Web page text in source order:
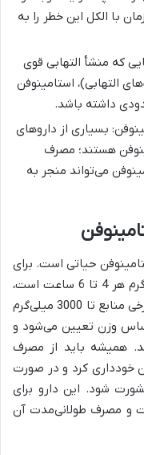
با الکل این خطر را به
که منشأ التهابی قوی
التهابی)، استامینوفن
داشته باشد.
بسیاری از داروهای
هستند؛ مصرف
می‌تواند منجر به
حیاتی است. برای
بزرگسالان، دوز معمول 325 تا 1000 میلی‌گرم هر 4 تا 6 ساعت است،
با حداکثر دوز روزانه 4000 میلی‌گرم (در برخی منابع تا 3000 میلی‌گرم
وزن تعیین می‌شود و
همیشه باید از مصرف
خودداری کرد و در صورت
شود. این دارو برای
و مصرف طولانی‌مدت آن